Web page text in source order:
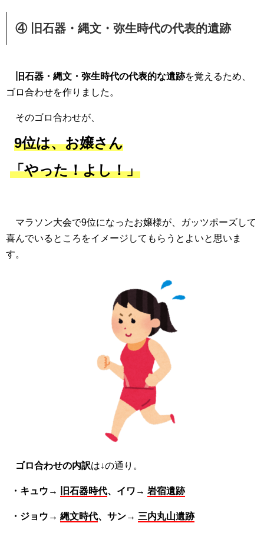
④ 旧石器・縄文・弥生時代の代表的遺跡
旧石器・縄文・弥生時代の代表的な遺跡を覚えるため、
ゴロ合わせを作りました。
そのゴロ合わせが、
9位は、お嬢さん
「やった！よし！」
マラソン大会で9位になったお嬢様が、ガッツポーズして
喜んでいるところをイメージしてもらうとよいと思いま
す。
ゴロ合わせの内訳は↓の通り。
・キュウ→ 旧石器時代、イワ→ 岩宿遺跡
・ジョウ→ 縄文時代、サン→ 三内丸山遺跡